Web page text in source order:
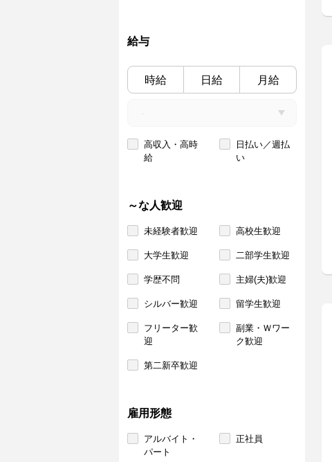
給与
時給 日給 月給
高収入・高時
給
日払い／週払
い
～な人歓迎
未経験者歓迎 高校生歓迎
大学生歓迎 二部学生歓迎
学歴不問 主婦(夫)歓迎
シルバー歓迎 留学生歓迎
フリーター歓
迎
副業・Ｗワー
ク歓迎
第二新卒歓迎
雇用形態
アルバイト・
パート
正社員